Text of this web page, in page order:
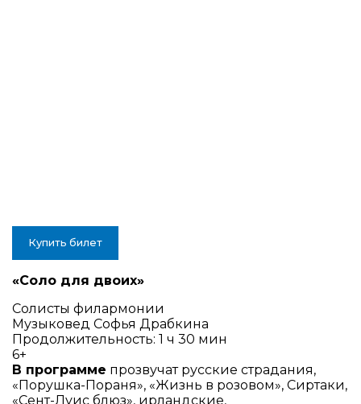
Купить билет
«Соло для двоих»
Солисты филармонии
Музыковед Софья Драбкина
Продолжительность: 1 ч 30 мин
6+
В программе прозвучат русские страдания,
«Порушка-Пораня», «Жизнь в розовом», Сиртаки,
«Сент-Луис блюз», ирландские,